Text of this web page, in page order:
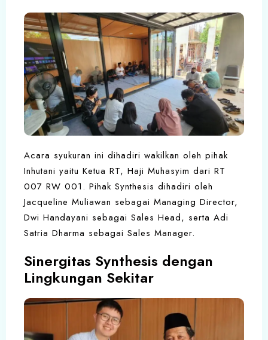
Acara syukuran ini dihadiri wakilkan oleh pihak
Inhutani yaitu Ketua RT, Haji Muhasyim dari RT
007 RW 001. Pihak Synthesis dihadiri oleh
Jacqueline Muliawan sebagai Managing Director,
Dwi Handayani sebagai Sales Head, serta Adi
Satria Dharma sebagai Sales Manager.
Sinergitas Synthesis dengan
Lingkungan Sekitar